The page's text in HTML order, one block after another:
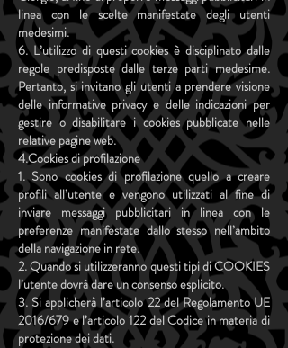
linea con le scelte manifestate degli utenti
medesimi.
6. L’utilizzo di questi cookies è disciplinato dalle
regole predisposte dalle terze parti medesime.
Pertanto, si invitano gli utenti a prendere visione
delle informative privacy e delle indicazioni per
gestire o disabilitare i cookies pubblicate nelle
relative pagine web.
4.Cookies di profilazione
1. Sono cookies di profilazione quello a creare
profili all’utente e vengono utilizzati al fine di
inviare messaggi pubblicitari in linea con le
preferenze manifestate dallo stesso nell’ambito
della navigazione in rete.
2. Quando si utilizzeranno questi tipi di COOKIES
l’utente dovrà dare un consenso esplicito.
3. Si applicherà l’articolo 22 del Regolamento UE
2016/679 e l’articolo 122 del Codice in materia di
protezione dei dati.